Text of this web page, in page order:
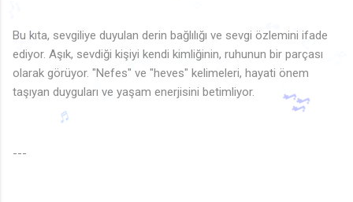
Bu kıta, sevgiliye duyulan derin bağlılığı ve sevgi özlemini ifade
ediyor. Aşık, sevdiği kişiyi kendi kimliğinin, ruhunun bir parçası
olarak görüyor. "Nefes" ve "heves" kelimeleri, hayati önem
taşıyan duyguları ve yaşam enerjisini betimliyor.
---
♩
♬ ♬
♩
🎵
♫
♩
🎵
♪
♪
🎶
🎶
♩
🎶
🎶
♩
♫
♫
🎵
♪
♩
♫
🎵
♩